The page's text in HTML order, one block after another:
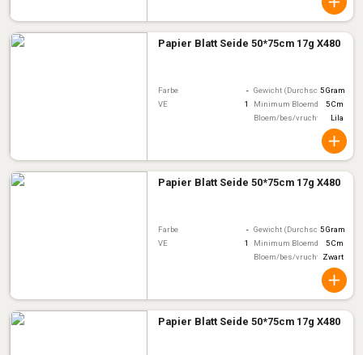
Papier Blatt Seide 50*75cm 17g X480
Farbe - Gewicht (Durchschnitt)
5 Gram
VE
1 Minimum Bloemdiameter
5 Cm
Bloem/bes/vruchtkleurLila
Papier Blatt Seide 50*75cm 17g X480
Farbe - Gewicht (Durchschnitt)
5 Gram
VE
1 Minimum Bloemdiameter
5 Cm
Bloem/bes/vruchtkleur
Zwart
Papier Blatt Seide 50*75cm 17g X480